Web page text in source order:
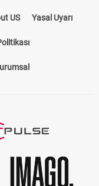
US Yasal Uyarı